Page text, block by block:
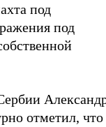
под
под
отметил, что